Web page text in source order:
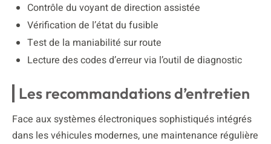
Contrôle du voyant de direction assistée
Vérification de l’état du fusible
Test de la maniabilité sur route
Lecture des codes d’erreur via l’outil de diagnostic
Les recommandations d’entretien
Face aux systèmes électroniques sophistiqués intégrés
dans les véhicules modernes, une maintenance régulière